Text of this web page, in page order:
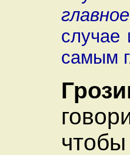
случае
самым